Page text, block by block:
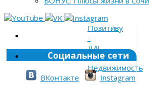
Позитиву
-
ДА!
»
Недвижимость
»
Социальные сети
ВКонтакте Instagram